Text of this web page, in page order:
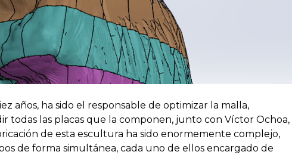
años, ha sido el responsable de optimizar la malla,
todas las placas que la componen, junto con Víctor Ochoa,
de esta escultura ha sido enormemente complejo,
de forma simultánea, cada uno de ellos encargado de